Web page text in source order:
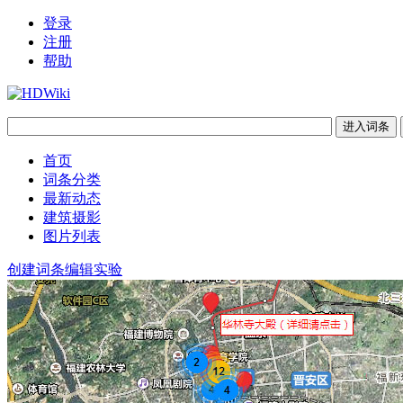
登录
注册
帮助
首页
词条分类
最新动态
建筑摄影
图片列表
创建词条编辑实验